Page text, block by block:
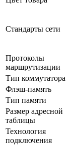
Стандарты сети
Протоколы
маршрутизации
Тип коммутатора
Флэш-память
Тип памяти
Размер адресной
таблицы
Технология
подключения